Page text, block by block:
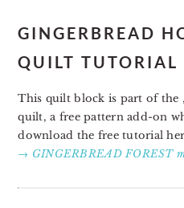
GINGERBREAD
QUILT TUTORIAL
This quilt block is part of the
quilt, a freepattern add-on
download the free tutorial
→ GINGERBREAD FOREST